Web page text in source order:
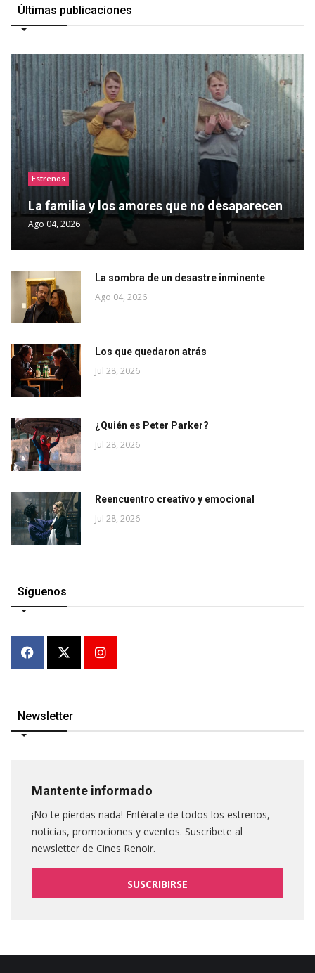
Últimas publicaciones
Estrenos
La familia y los amores que no desaparecen
Ago 04, 2026
La sombra de un desastre inminente
Ago 04, 2026
Los que quedaron atrás
Jul 28, 2026
¿Quién es Peter Parker?
Jul 28, 2026
Reencuentro creativo y emocional
Jul 28, 2026
Síguenos
Newsletter
Mantente informado
¡No te pierdas nada! Entérate de todos los estrenos,
noticias, promociones y eventos. Suscribete al
newsletter de Cines Renoir.
SUSCRIBIRSE